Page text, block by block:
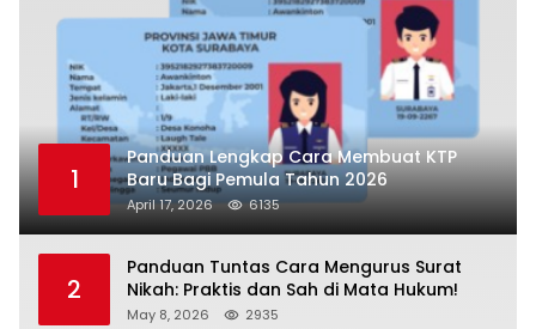
1
Panduan Lengkap Cara Membuat KTP
Baru Bagi Pemula Tahun 2026
April 17, 2026 6135
2
Panduan Tuntas Cara Mengurus Surat
Nikah: Praktis dan Sah di Mata Hukum!
May 8, 2026 2935